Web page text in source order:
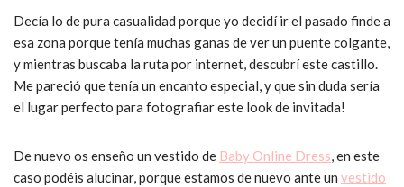
Decía lo de pura casualidad porque yo decidí ir el pasado finde a
esa zona porque tenía muchas ganas de ver un puente colgante,
y mientras buscaba la ruta por internet, descubrí este castillo.
Me pareció que tenía un encanto especial, y que sin duda sería
el lugar perfecto para fotografiar este look de invitada!
De nuevo os enseño un vestido de Baby Online Dress, en este
caso podéis alucinar, porque estamos de nuevo ante un vestido